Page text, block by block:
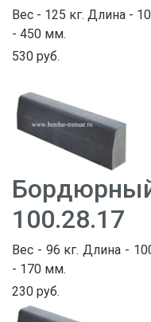
Вес - 125 кг. Длина -
- 450 мм.
530 руб.
100.28.17
Вес - 96 кг. Длина -
- 170 мм.
230 руб.